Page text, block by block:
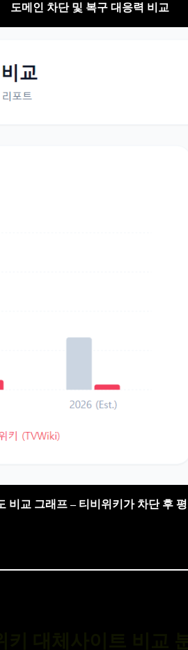
도메인 차단 및 복구 대응력 비교
비교 그래프 – 티비위키가 차단 후